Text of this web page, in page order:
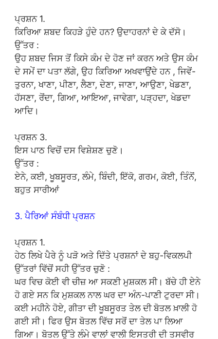
ਪ੍ਰਸ਼ਨ 1.
ਕਿਰਿਆ ਸ਼ਬਦ ਕਿਹੜੇ ਹੁੰਦੇ ਹਨ? ਉਦਾਹਰਨਾਂ ਦੇ ਕੇ ਦੱਸੋ।
ਉੱਤਰ :
ਉਹ ਸ਼ਬਦ ਜਿਸ ਤੋਂ ਕਿਸੇ ਕੰਮ ਦੇ ਹੋਣ ਜਾਂ ਕਰਨ ਅਤੇ ਉਸ ਕੰਮ
ਦੇ ਸਮੇਂ ਦਾ ਪਤਾ ਲੱਗੇ, ਉਹ ਕਿਰਿਆ ਅਖਵਾਉਂਦੇ ਹਨ , ਜਿਵੇਂ-
ਤੁਰਨਾ, ਖਾਣਾ, ਪੀਣਾ, ਲੈਣਾ, ਦੇਣਾ, ਜਾਣਾ, ਆਉਣਾ, ਖੇਡਣਾ,
ਹੱਸਣਾ, ਰੋਂਦਾ, ਗਿਆ, ਆਇਆ, ਜਾਵੇਗਾ, ਪੜ੍ਹਦਾ, ਖੇਡਦਾ
ਆਦਿ।
ਪ੍ਰਸ਼ਨ 3.
ਇਸ ਪਾਠ ਵਿਚੋਂ ਦਸ ਵਿਸ਼ੇਸ਼ਣ ਚੁਣੋ।
ਉੱਤਰ :
ਏਨੇ, ਕਈ, ਖੂਬਸੂਰਤ, ਲੰਮੇ, ਬਿੰਦੀ, ਇੱਕੋ, ਗਰਮ, ਕੋਈ, ਤਿੰਨੋਂ,
ਬਹੁਤ ਸਾਰੀਆਂ
3. ਪੈਰਿਆਂ ਸੰਬੰਧੀ ਪ੍ਰਸ਼ਨ
ਪ੍ਰਸ਼ਨ 1.
ਹੇਠ ਲਿਖੇ ਪੈਰੇ ਨੂੰ ਪੜੋ ਅਤੇ ਦਿੱਤੇ ਪ੍ਰਸ਼ਨਾਂ ਦੇ ਬਹੁ-ਵਿਕਲਪੀ
ਉੱਤਰਾਂ ਵਿੱਚੋਂ ਸਹੀ ਉੱਤਰ ਚੁਣੋ :
ਘਰ ਵਿਚ ਕੋਈ ਵੀ ਚੀਜ਼ ਆ ਸਕਣੀ ਮੁਸ਼ਕਲ ਸੀ। ਬੱਚੇ ਹੀ ਏਨੇ
ਹੋ ਗਏ ਸਨ ਕਿ ਮੁਸ਼ਕਲ ਨਾਲ ਘਰ ਦਾ ਅੰਨ-ਪਾਣੀ ਟੁਰਦਾ ਸੀ।
ਕਈ ਮਹੀਨੇ ਹੋਏ, ਗੀਤਾ ਦੀ ਖੂਬਸੂਰਤ ਤੇਲ ਦੀ ਬੋਤਲ ਖ਼ਾਲੀ ਹੋ
ਗਈ ਸੀ। ਫਿਰ ਉਸ ਬੋਤਲ ਵਿੱਚ ਸਰੋਂ ਦਾ ਤੇਲ ਪਾ ਲਿਆ
ਗਿਆ। ਬੋਤਲ ਉੱਤੇ ਲੰਮੇ ਵਾਲਾਂ ਵਾਲੀ ਇਸਤਰੀ ਦੀ ਤਸਵੀਰ